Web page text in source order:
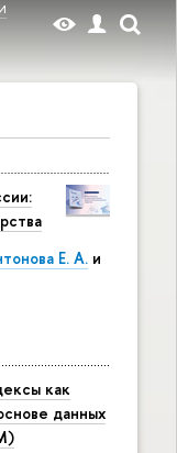
Е. А. и
как
данных